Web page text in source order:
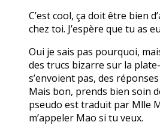
C’est cool, ça doit être bien
chez toi. J’espère que tu as
Oui je sais pas pourquoi,
des trucs bizarre sur la
s’envoient pas, des
Mais bon, prends bien soin
pseudo est traduit par Mlle
m’appeler Mao si tu veux.